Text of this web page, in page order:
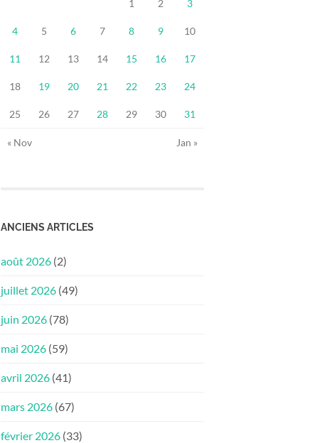
1 2 3
4 5 6 7 8 9 10
11 12 13 14 15 16 17
18 19 20 21 22 23 24
25 26 27 28 29 30 31
« Nov Jan »
ANCIENS ARTICLES
août 2026 (2)
juillet 2026 (49)
juin 2026 (78)
mai 2026 (59)
avril 2026 (41)
mars 2026 (67)
février 2026 (33)